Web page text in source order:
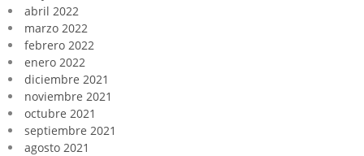
abril 2022
marzo 2022
febrero 2022
enero 2022
diciembre 2021
noviembre 2021
octubre 2021
septiembre 2021
agosto 2021